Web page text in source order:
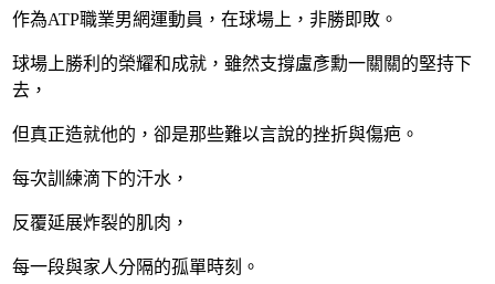
作為ATP職業男網運動員，在球場上，非勝即敗。
球場上勝利的榮耀和成就，雖然支撐盧彥勳一關關的堅持下
去，
但真正造就他的，卻是那些難以言說的挫折與傷疤。
每次訓練滴下的汗水，
反覆延展炸裂的肌肉，
每一段與家人分隔的孤單時刻。